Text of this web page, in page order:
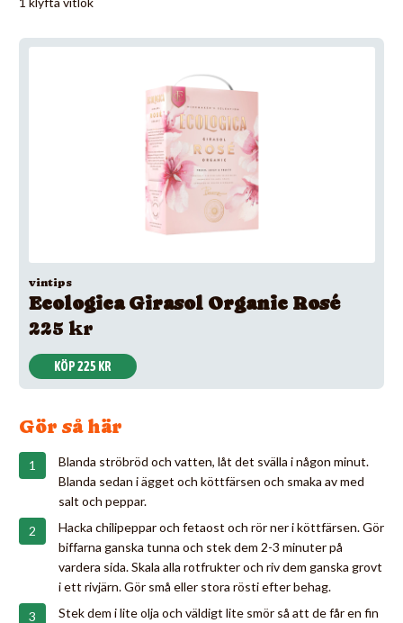
vintips
Ecologica Girasol Organic Rosé
225 kr
KÖP 225 KR
Gör så här
Blanda ströbröd och vatten, låt det svälla i någon minut.
Blanda sedan i ägget och köttfärsen och smaka av med
salt och peppar.
Hacka chilipeppar och fetaost och rör ner i köttfärsen. Gör
biffarna ganska tunna och stek dem 2-3 minuter på
vardera sida. Skala alla rotfrukter och riv dem ganska grovt
i ett rivjärn. Gör små eller stora rösti efter behag.
Stek dem i lite olja och väldigt lite smör så att de får en fin